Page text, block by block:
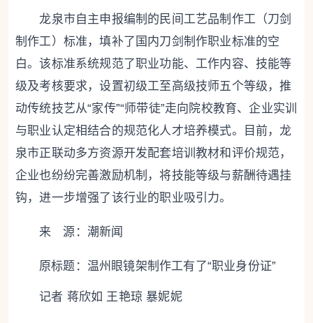
龙泉市自主申报编制的民间工艺品制作工（刀剑
制作工）标准，填补了国内刀剑制作职业标准的空
白。该标准系统规范了职业功能、工作内容、技能等
级及考核要求，设置初级工至高级技师五个等级，推
动传统技艺从“家传”“师带徒”走向院校教育、企业实训
与职业认定相结合的规范化人才培养模式。目前，龙
泉市正联动多方资源开发配套培训教材和评价规范，
企业也纷纷完善激励机制，将技能等级与薪酬待遇挂
钩，进一步增强了该行业的职业吸引力。
来 源：潮新闻
原标题： 温州眼镜架制作工有了“职业身份证”
记者 蒋欣如 王艳琼 暴妮妮